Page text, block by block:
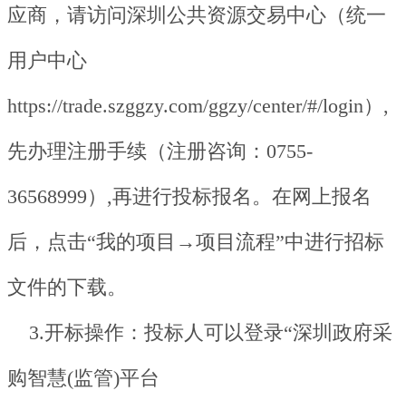
应商，请访问深圳公共资源交易中心（统一
用户中心
https://trade.szggzy.com/ggzy/center/#/login）,
先办理注册手续（注册咨询：0755-
36568999）,再进行投标报名。在网上报名
后，点击“我的项目→项目流程”中进行招标
文件的下载。
3.开标操作：投标人可以登录“深圳政府采
购智慧(监管)平台